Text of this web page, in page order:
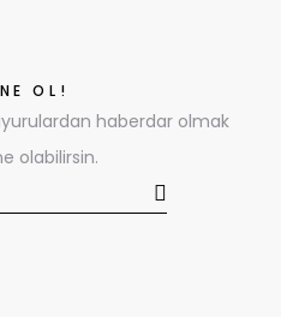
OL!
haberdar olmak
olabilirsin.